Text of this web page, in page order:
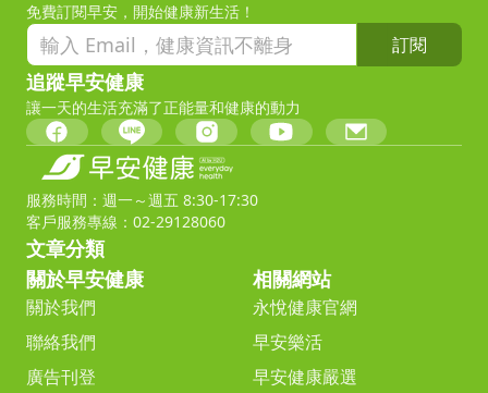
免費訂閱早安，開始健康新生活！
訂閱
追蹤早安健康
讓一天的生活充滿了正能量和健康的動力
服務時間：週一～週五 8:30-17:30
客戶服務專線：02-29128060
文章分類
關於早安健康
關於我們
聯絡我們
廣告刊登
相關網站
永悅健康官網
早安樂活
早安健康嚴選